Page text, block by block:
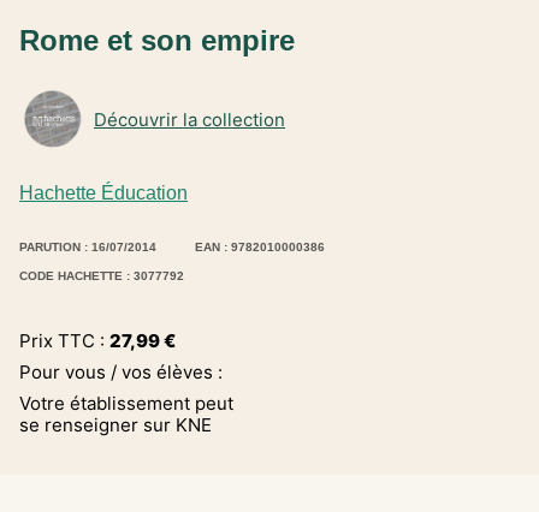
Hachette Éducation
Découvrir la collection
Rome et son empire
PARUTION : 16/07/2014 EAN : 9782010000386
CODE HACHETTE : 3077792
Prix TTC : 27,99€
Pour vous / vos élèves :
Votre établissement peut
se renseigner sur KNE